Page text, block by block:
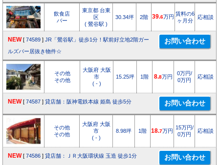
飲食店
バー
東京都 台東
区
( 鶯谷駅 )
30.34坪 2階 39.6万円 賃料の6
ヶ月分
応相談
NEW [ 74589 ] JR「鶯谷駅」徒歩1分！駅前好立地2階ガー
ルズバー居抜き物件☆
その他
その他
大阪府 大阪
市
( - )
15.25坪 1階 8.8万円
0万円/
0万円
応相談
NEW [ 74587 ] 貸店舗：阪神電鉄本線 姫島 徒歩5分
その他
その他
大阪府 大阪
市
( - )
8.98坪 1階 18.7万円
15万円/
0万円
応相談
NEW [ 74586 ] 貸店舗：ＪＲ大阪環状線 玉造 徒歩1分